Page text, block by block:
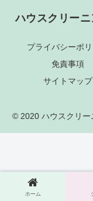
ハウスクリー
プライバシーポ
免責事項
サイトマップ
© 2020 ハウスクリー
ホーム